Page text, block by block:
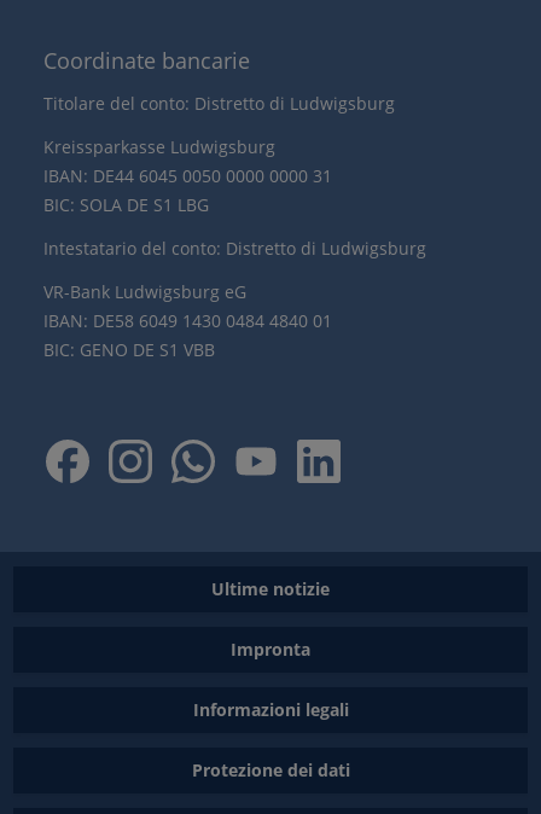
Coordinate bancarie
Titolare del conto: Distretto di Ludwigsburg
Kreissparkasse Ludwigsburg
IBAN: DE44 6045 0050 0000 0000 31
BIC: SOLA DE S1 LBG
Intestatario del conto: Distretto di Ludwigsburg
VR-Bank Ludwigsburg eG
IBAN: DE58 6049 1430 0484 4840 01
BIC: GENO DE S1 VBB
Ultime notizie
Impronta
Informazioni legali
Protezione dei dati